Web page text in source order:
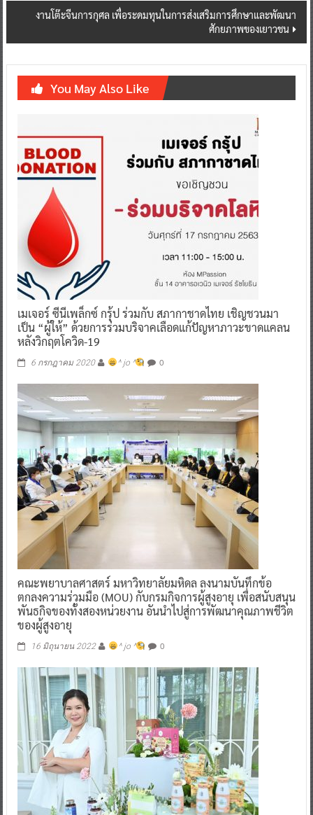
งานโต๊ะจีนการกุศล เพื่อระดมทุนในการส่งเสริมการศึกษาและพัฒนา
ศักยภาพของเยาวชน
You May Also Like
เมเจอร์ ซีนีเพล็กซ์ กรุ้ป ร่วมกับ สภากาชาดไทย เชิญชวนมา
เป็น “ผู้ให้” ด้วยการร่วมบริจาคเลือดแก้ปัญหาภาวะขาดแคลน
หลังวิกฤตโควิด-19
6 กรกฎาคม 2020 ^ jo ^ 0
คณะพยาบาลศาสตร์ มหาวิทยาลัยมหิดล ลงนามบันทึกข้อ
ตกลงความร่วมมือ (MOU) กับกรมกิจการผู้สูงอายุ เพื่อสนับสนุน
พันธกิจของทั้งสองหน่วยงาน อันนำไปสู่การพัฒนาคุณภาพชีวิต
ของผู้สูงอายุ
16 มิถุนายน 2022 ^ jo ^ 0